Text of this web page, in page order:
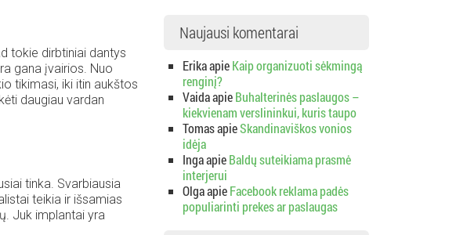
tokie dirbtiniai dantys
gana įvairios. Nuo
tikimasi, iki itin aukštos
daugiau vardan
tinka. Svarbiausia
teikia ir išsamias
Juk implantai yra
Naujausi komentarai
ErikaapieKaip organizuoti sėkmingą
renginį?
VaidaapieBuhalterinės paslaugos –
kiekvienam verslininkui, kuris taupo
TomasapieSkandinaviškos vonios
idėja
IngaapieBaldų suteikiama prasmė
interjerui
OlgaapieFacebook reklama padės
populiarinti prekes ar paslaugas